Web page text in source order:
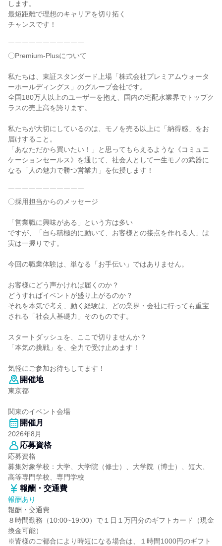
します。
最短距離で理想のキャリアを切り拓く
チャンスです！
￣￣￣￣￣￣￣￣￣￣￣
〇Premium-Plusについて
私たちは、東証スタンダード上場「株式会社プレミアムウォータ
ーホールディングス」のグループ会社です。
全国180万人以上のユーザーを抱え、国内の宅配水業界でトップク
ラスの売上高を誇ります。
私たちが大切にしているのは、モノを売る以上に「納得感」をお
届けすること。
「あなただから買いたい！」と思ってもらえるような《コミュニ
ケーションセールス》を通じて、社会人として一生モノの武器に
なる「人の魅力で勝つ営業力」を伝授します！
￣￣￣￣￣￣￣￣￣￣￣
〇採用担当からのメッセージ
「営業職に興味がある」という方は多い
ですが、「自ら積極的に動いて、お客様との接点を作れる人」は
実は一握りです。
今回の職業体験は、単なる「お手伝い」ではありません。
お客様にどう声かければ届くのか？
どうすればイベントが盛り上がるのか？
それを本気で考え、動く経験は、どの業界・会社に行っても重宝
される「社会人基礎力」そのものです。
スタートダッシュを、ここで切りませんか？
「本気の挑戦」を、全力で受け止めます！
気軽にご参加お待ちしてます！
開催地
東京都
関東のイベント会場
開催月
2026年8月
応募資格
応募資格
募集対象学校：大学、大学院（修士）、大学院（博士）、短大、
高等専門学校、専門学校
報酬・交通費
報酬あり
報酬・交通費
８時間勤務（10:00~19:00）で１日１万円分のギフトカード（現金
換金可能）
※皆様のご都合により時短になる場合は、１時間1000円のギフト